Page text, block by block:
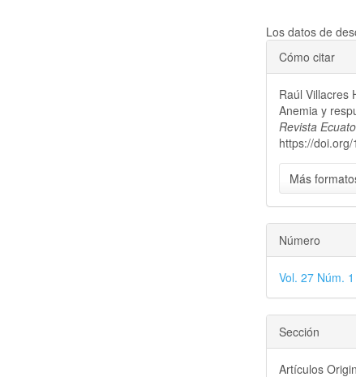
Los datos de
Detalles
del
artículo
Cómo citar
Raúl Villacres
Anemia y
Revista
https://
Más
Número
Vol. 27 Núm.
Sección
Artículos